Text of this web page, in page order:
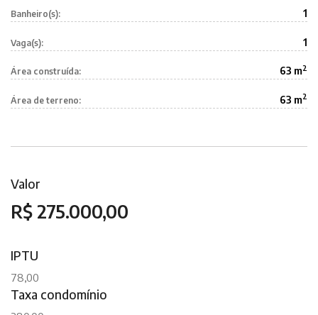
Banheiro(s): 1
Vaga(s): 1
Área construída: 63 m2
Área de terreno: 63 m2
Valor
R$ 275.000,00
IPTU
78,00
Taxa condomínio